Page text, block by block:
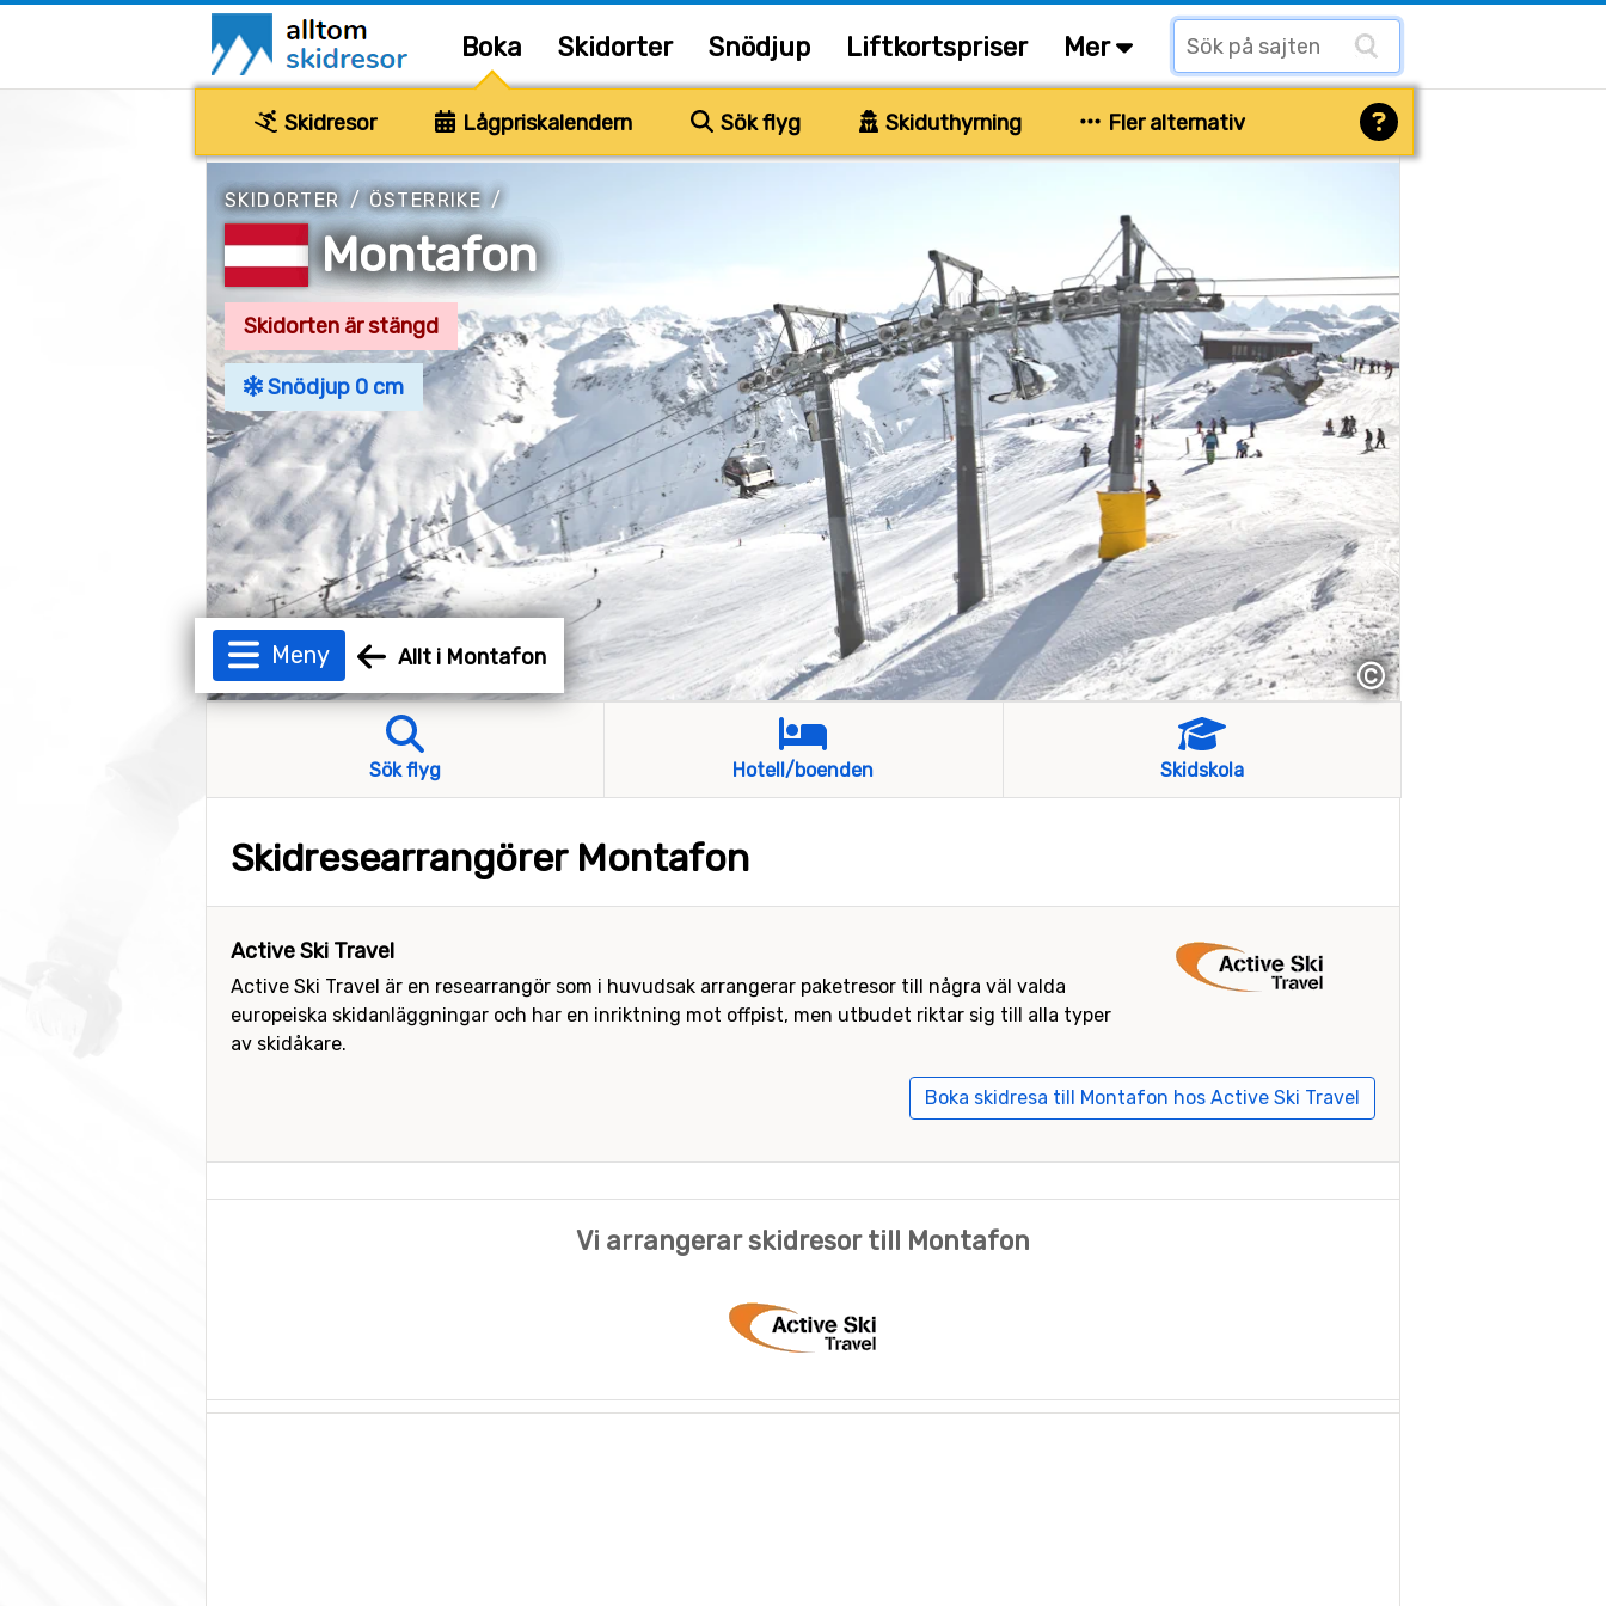
Boka Skidorter Snödjup Liftkortspriser Mer
Skidresor Lågpriskalendern Sök flyg Skiduthyrning Fler alternativ
SKIDORTER / ÖSTERRIKE /
Montafon
Skidorten är stängd
Snödjup 0 cm
©
Meny Allt i Montafon
Sök flyg Hotell/boenden Skidskola
Skidresearrangörer Montafon
Active Ski Travel
Active Ski Travel är en researrangör som i huvudsak arrangerar paketresor till några väl valda
europeiska skidanläggningar och har en inriktning mot offpist, men utbudet riktar sig till alla typer
av skidåkare.
Boka skidresa till Montafon hos Active Ski Travel
Vi arrangerar skidresor till Montafon